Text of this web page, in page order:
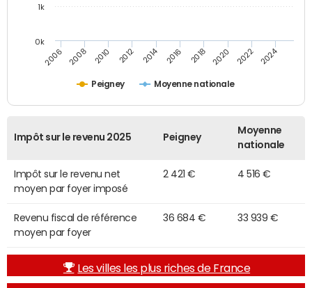
Peigney Moyenne nationale
2006 2008 2010 2012 2014 2016 2018 2020 2022 2024
0k
1k
Impôt sur le revenu 2025 Peigney
Moyenne
nationale
Impôt sur le revenu net
moyen par foyer imposé
2 421 € 4 516 €
Revenu fiscal de référence
moyen par foyer
36 684 € 33 939 €
Les villes les plus riches de France